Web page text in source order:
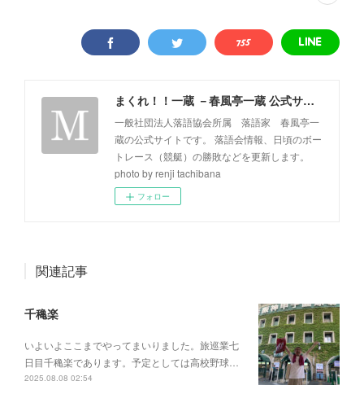
まくれ！！一蔵 －春風亭一蔵 公式サイト－
一般社団法人落語協会所属 落語家 春風亭一
蔵の公式サイトです。 落語会情報、日頃のボー
トレース（競艇）の勝敗などを更新します。
photo by renji tachibana
フォロー
関連記事
千穐楽
いよいよここまでやってまいりました。旅巡業七
日目千穐楽であります。予定としては高校野球…
2025.08.08 02:54